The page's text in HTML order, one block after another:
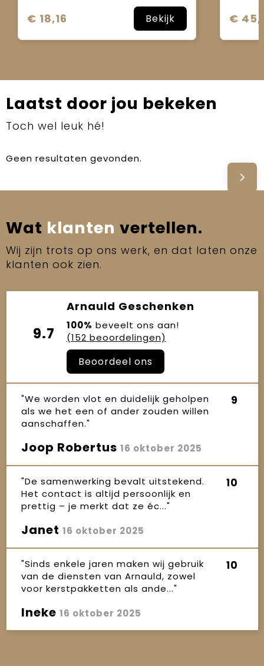
€ 18,16 Bekijk €
Laatst door jou bekeken
Toch wel leuk hé!
Geen resultaten gevonden.
Wat klanten vertellen.
Wij zijn trots op ons werk, en dat laten onze
klanten ook zien.
9.7
Arnauld Geschenken
100% beveelt ons aan!
(152 beoordelingen)
Beoordeel ons
"We worden vlot en duidelijk geholpen
als we het een of ander zouden willen
aanschaffen."
9
Joop Robertus 16 oktober 2025
"De samenwerking bevalt uitstekend.
Het contact is altijd persoonlijk en
prettig – je merkt dat ze éc..."
10
Janet 16 oktober 2025
"Sinds enkele jaren maken wij gebruik
van de diensten van Arnauld, zowel
voor kerstpakketten als ande..."
10
Ineke 16 oktober 2025